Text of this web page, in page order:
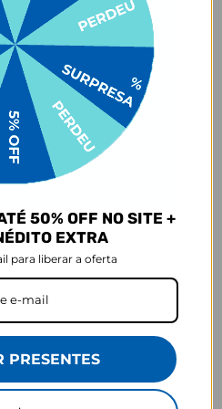
em uma das faces do
técnicas:
automaticamente a potência do
garantindo sempre a máxima
6 de comprimento X 2,3 de altura
50% OFF NO SITE +
EXTRA
para liberar a oferta
PRESENTES